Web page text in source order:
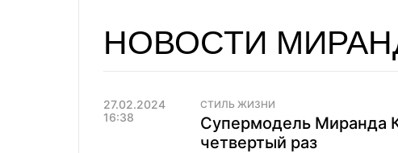
НОВОСТИ
27.02.2024
16:38
СТИЛЬ ЖИЗНИ
Супермодель Миранда
четвертый раз